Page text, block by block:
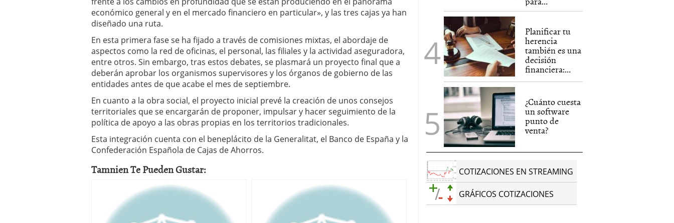
económico general y en el mercado financiero en particular», y las tres cajas ya han
diseñado una ruta.
En esta primera fase se ha fijado a través de comisiones mixtas, el abordaje de
aspectos como la red de oficinas, el personal, las filiales y la actividad aseguradora,
entre otros. Sin embargo, tras estos debates, se plasmará un proyecto final que a
deberán aprobar los organismos supervisores y los órganos de gobierno de las
entidades antes de que acabe el mes de septiembre.
En cuanto a la obra social, el proyecto inicial prevé la creación de unos consejos
territoriales que se encargarán de proponer, impulsar y hacer seguimiento de la
política de apoyo a las obras propias en los territorios tradicionales.
Esta integración cuenta con el beneplácito de la Generalitat, el Banco de España y la
Confederación Española de Cajas de Ahorros.
Tamnien Te Pueden Gustar:
Planificar tu
herencia
también es una
decisión
financiera:...
¿Cuánto cuesta
un software
punto de
venta?
COTIZACIONES EN STREAMING
GRÁFICOS COTIZACIONES